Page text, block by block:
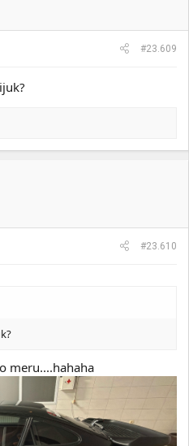
#23.609
#23.610
meru....hahaha